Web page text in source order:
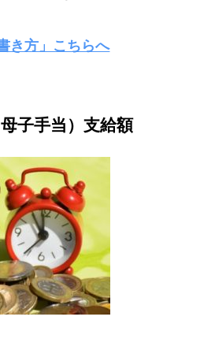
き方」こちらへ
子手当）支給額